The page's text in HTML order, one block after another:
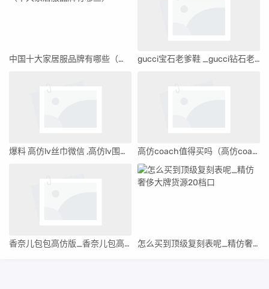
中国十大家居服品牌有哪些（十大家居服品牌有哪些） gucci宝石老爹鞋 _gucci钻石老爹鞋多少钱
爆料 高仿lv丝巾微信 ,高仿lv围巾和真的有什么区别 高仿coach值得买吗（高仿coach淘宝店铺）
香奈儿包包高仿版_香奈儿包高仿跟正品的鉴别 怎么买到顶级复刻表呢_精仿奢侈大牌货源20档口